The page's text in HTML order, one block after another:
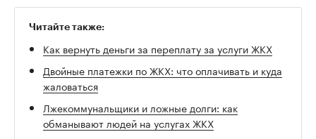
Читайте также:
Как вернуть деньги за переплату за услуги ЖКХ
Двойные платежки по ЖКХ: что оплачивать и куда
жаловаться
Лжекоммунальщики и ложные долги: как
обманывают людей на услугах ЖКХ